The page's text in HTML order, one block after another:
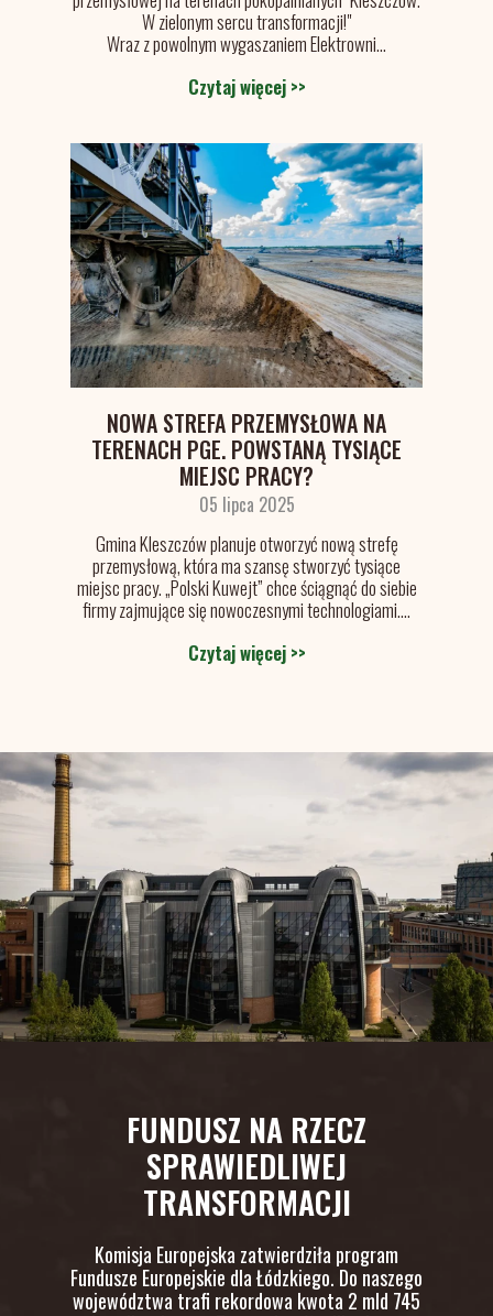
FUNDUSZ NA RZECZ
SPRAWIEDLIWEJ
TRANSFORMACJI
Komisja Europejska zatwierdziła program
Fundusze Europejskie dla Łódzkiego. Do naszego
województwa trafi rekordowa kwota 2 mld 745
W zielonym sercu transformacji!"
Wraz z powolnym wygaszaniem Elektrowni...
Czytaj więcej >>
NOWA STREFA PRZEMYSŁOWA NA
TERENACH PGE. POWSTANĄ TYSIĄCE
MIEJSC PRACY?
05 lipca 2025
Gmina Kleszczów planuje otworzyć nową strefę
przemysłową, która ma szansę stworzyć tysiące
miejsc pracy. „Polski Kuwejt” chce ściągnąć do siebie
firmy zajmujące się nowoczesnymi technologiami....
Czytaj więcej >>